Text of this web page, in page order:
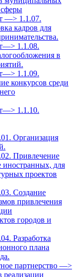
—> 1.1.07.
кадров для
1.1.08.
в
1.1.09.
конкурсов среди
1.1.10.
Организация
Привлечение
иностранных, для
проектов
Создание
привлечения
городов и
Разработка
плана
партнерство —>
реализации